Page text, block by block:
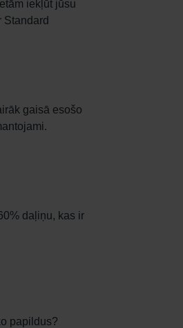
iekļūt jūsu
gaisā esošo
daļiņu, kas ir
papildus?